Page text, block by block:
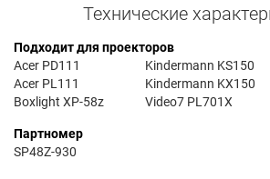
Технические
Подходит для проекторов
Acer PD111
Acer PL111
Boxlight XP-58z
Kindermann KS150
Kindermann KX150
Video7 PL701X
Партномер
SP48Z-930